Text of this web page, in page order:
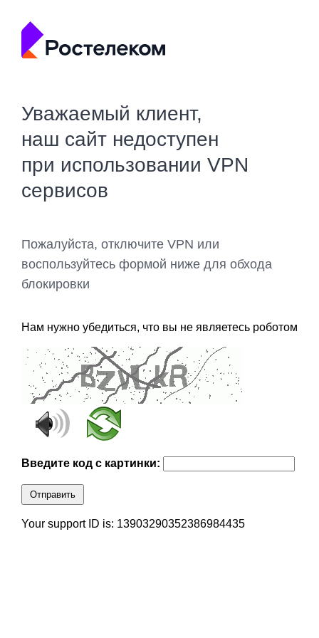
Уважаемый клиент,
наш сайт недоступен
при использовании VPN
сервисов
Пожалуйста, отключите VPN или
воспользуйтесь формой ниже для обхода
блокировки
Нам нужно убедиться, что вы не являетесь роботом
Введите код с картинки:
Отправить
Your support ID is: 13903290352386984435